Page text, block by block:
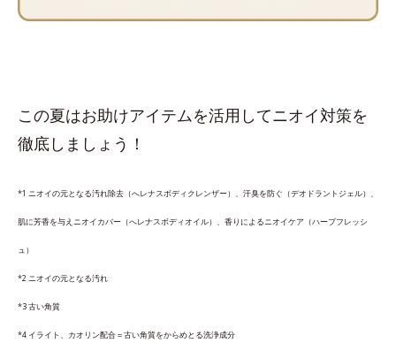
この夏はお助けアイテムを活用してニオイ対策を
徹底しましょう！
*1 ニオイの元となる汚れ除去（へレナスボディクレンザー）、汗臭を防ぐ（デオドラントジェル）、
肌に芳香を与えニオイカバー（へレナスボディオイル）、香りによるニオイケア（ハーブフレッシ
ュ）
*2 ニオイの元となる汚れ
*3 古い角質
*4 イライト、カオリン配合＝古い角質をからめとる洗浄成分